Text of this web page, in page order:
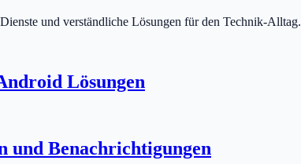
und verständliche Lösungen für den Technik-Alltag.
Lösungen
und Benachrichtigungen